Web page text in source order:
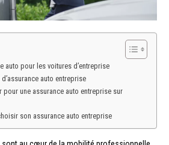
auto pour les voitures d’entreprise
auto entreprise
une assurance auto entreprise sur
son assurance auto entreprise